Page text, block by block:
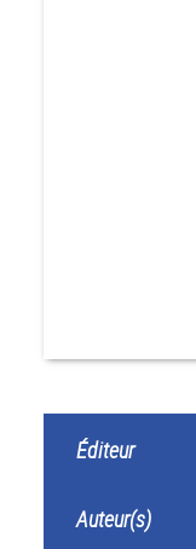
Éditeur
Auteur(s)